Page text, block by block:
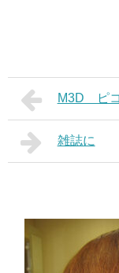
M3D ピ
雑誌に